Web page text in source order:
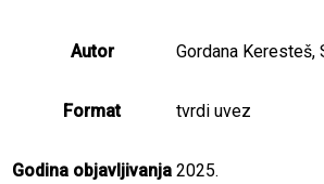
Autor Gordana Keresteš,
Format tvrdi uvez
Godina objavljivanja 2025.